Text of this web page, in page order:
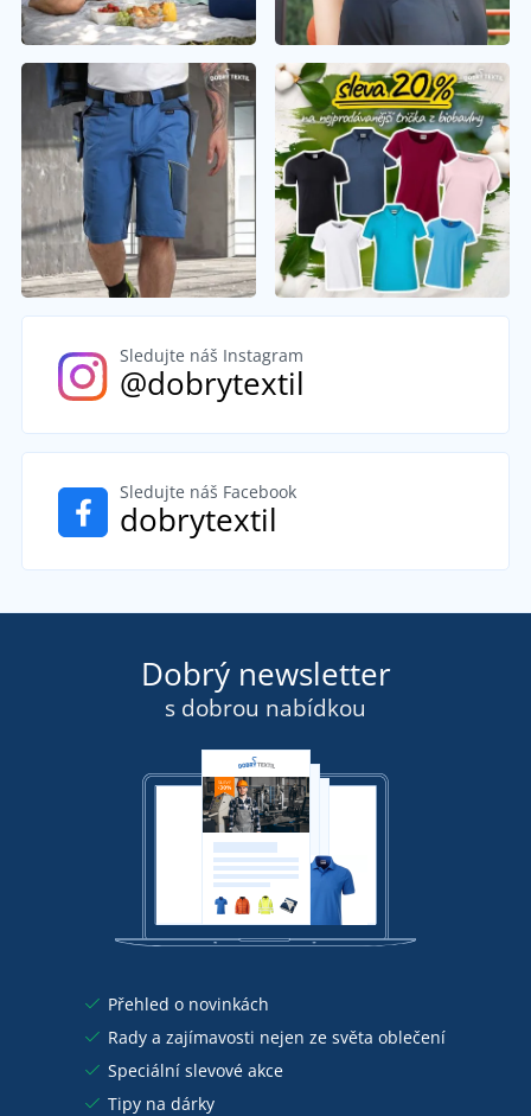
Sledujte náš Instagram
@dobrytextil
Sledujte náš Facebook
dobrytextil
Dobrý newsletter
s dobrou nabídkou
Přehled o novinkách
Rady a zajímavosti nejen ze světa oblečení
Speciální slevové akce
Tipy na dárky